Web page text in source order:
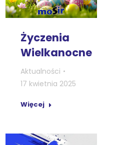
Życzenia
Wielkanocne
Aktualności
17 kwietnia 2025
Więcej